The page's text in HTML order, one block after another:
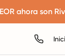
ahora son